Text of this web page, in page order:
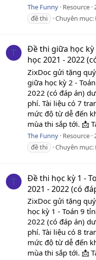
The Funny Resource
đề thi
Chuyên mục:
T
Đề thi giữa học kỳ
học 2021 - 2022
ZixDoc gửi tặng
giữa học kỳ 2 -
2022 (có đáp án)
phí. Tài liệu có 7
mức độ từ dễ đến
mùa thi sắp tới. 📩
The Funny Resource
đề thi
Chuyên mục:
T
Đề thi học kỳ 1 -
2021 - 2022 (có
ZixDoc gửi tặng
học kỳ 1 - Toán 9
2022 (có đáp án)
phí. Tài liệu có 8
mức độ từ dễ đến
mùa thi sắp tới. 📩